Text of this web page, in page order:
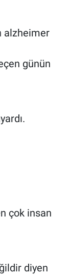
alzheimer
günün
çok insan
diyen